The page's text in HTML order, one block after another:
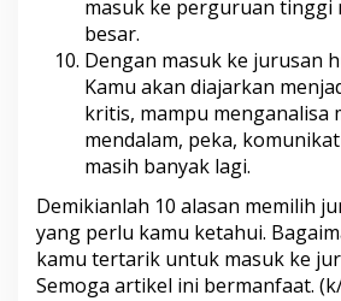
masuk ke perguruan tinggi
besar.
Dengan masuk ke jurusan
Kamu akan diajarkan
kritis, mampu menganalisa
mendalam, peka,
masih banyak lagi.
Demikianlah 10 alasan memilih
yang perlu kamu ketahui.
kamu tertarik untuk masuk ke
Semoga artikel ini bermanfaat.